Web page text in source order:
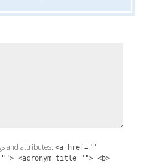
and attributes: <a href=""
<acronym title=""> <b>